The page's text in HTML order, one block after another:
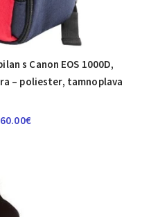
s Canon EOS 1000D,
– poliester, tamnoplava
60.00€